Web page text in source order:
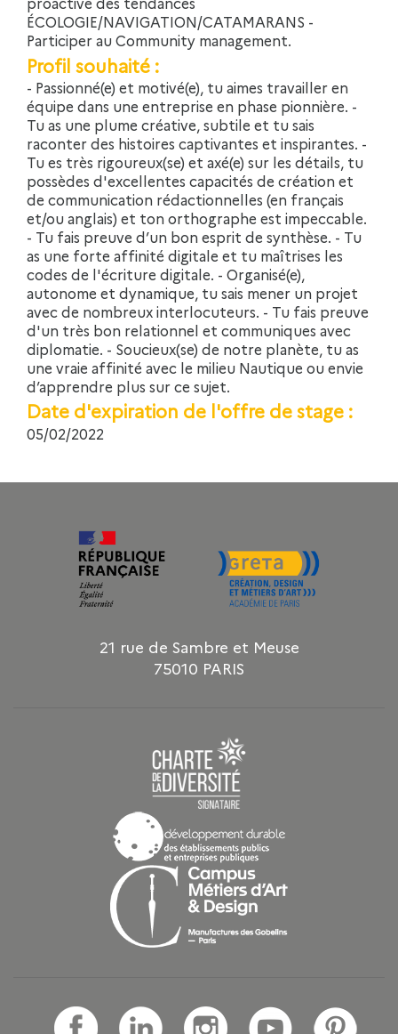
ÉCOLOGIE/NAVIGATION/CATAMARANS -
Participer au Community management.
Profil souhaité :
- Passionné(e) et motivé(e), tu aimes travailler en
équipe dans une entreprise en phase pionnière. -
Tu as une plume créative, subtile et tu sais
raconter des histoires captivantes et inspirantes. -
Tu es très rigoureux(se) et axé(e) sur les détails, tu
possèdes d'excellentes capacités de création et
de communication rédactionnelles (en français
et/ou anglais) et ton orthographe est impeccable.
- Tu fais preuve d’un bon esprit de synthèse. - Tu
as une forte affinité digitale et tu maîtrises les
codes de l'écriture digitale. - Organisé(e),
autonome et dynamique, tu sais mener un projet
avec de nombreux interlocuteurs. - Tu fais preuve
d'un très bon relationnel et communiques avec
diplomatie. - Soucieux(se) de notre planète, tu as
une vraie affinité avec le milieu Nautique ou envie
d’apprendre plus sur ce sujet.
Date d'expiration de l'offre de stage :
05/02/2022
21 rue de Sambre et Meuse
75010 PARIS